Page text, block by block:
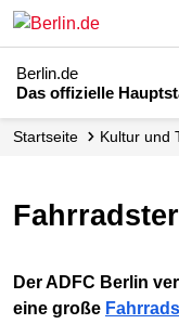
Berlin.de
Das offizielle
Startseite Kultur und
Der ADFC Berlin
eine große